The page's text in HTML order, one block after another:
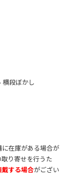
横段ぼかし
在庫がある場合が
り寄せを行うた
する場合がござい